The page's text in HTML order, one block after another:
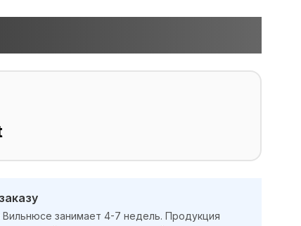
занимает 4-7 недель. Продукция